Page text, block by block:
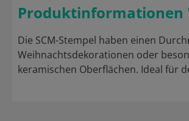
Produktinformationen
Die SCM-Stempel haben einen
Weihnachtsdekorationen oder
keramischen Oberflächen. Ideal für